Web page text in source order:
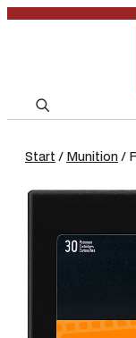
e
r
c
Start / Munition /